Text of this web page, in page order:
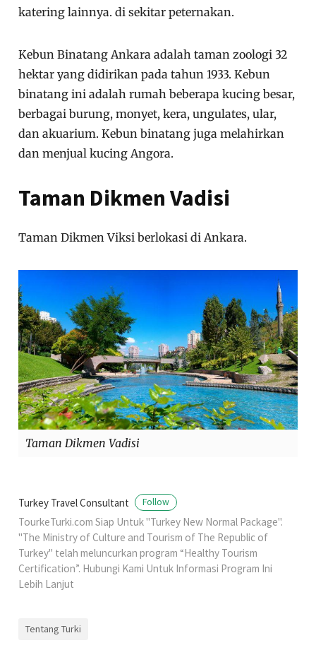
katering lainnya. di sekitar peternakan.
Kebun Binatang Ankara adalah taman zoologi 32
hektar yang didirikan pada tahun 1933. ​​Kebun
binatang ini adalah rumah beberapa kucing besar,
berbagai burung, monyet, kera, ungulates, ular,
dan akuarium. Kebun binatang juga melahirkan
dan menjual kucing Angora.
Taman Dikmen Vadisi
Taman Dikmen Viksi berlokasi di Ankara.
Taman Dikmen Vadisi
Turkey Travel Consultant Follow
TourkeTurki.com Siap Untuk "Turkey New Normal Package".
"The Ministry of Culture and Tourism of The Republic of
Turkey" telah meluncurkan program “Healthy Tourism
Certification”. Hubungi Kami Untuk Informasi Program Ini
Lebih Lanjut
Tentang Turki